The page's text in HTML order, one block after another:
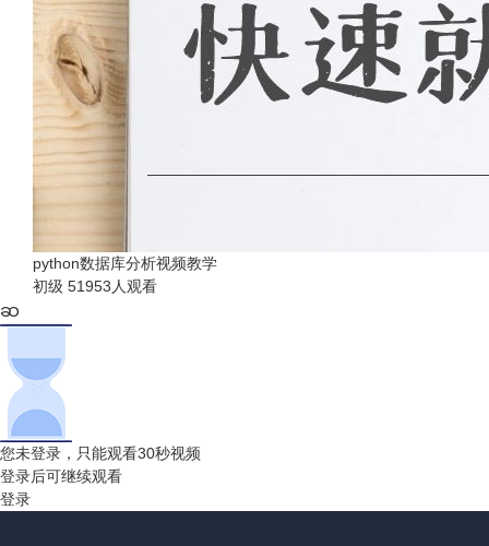
python数据库分析视频教学
初级 51953人观看
您未登录，只能观看30秒视频
登录后可继续观看
登录